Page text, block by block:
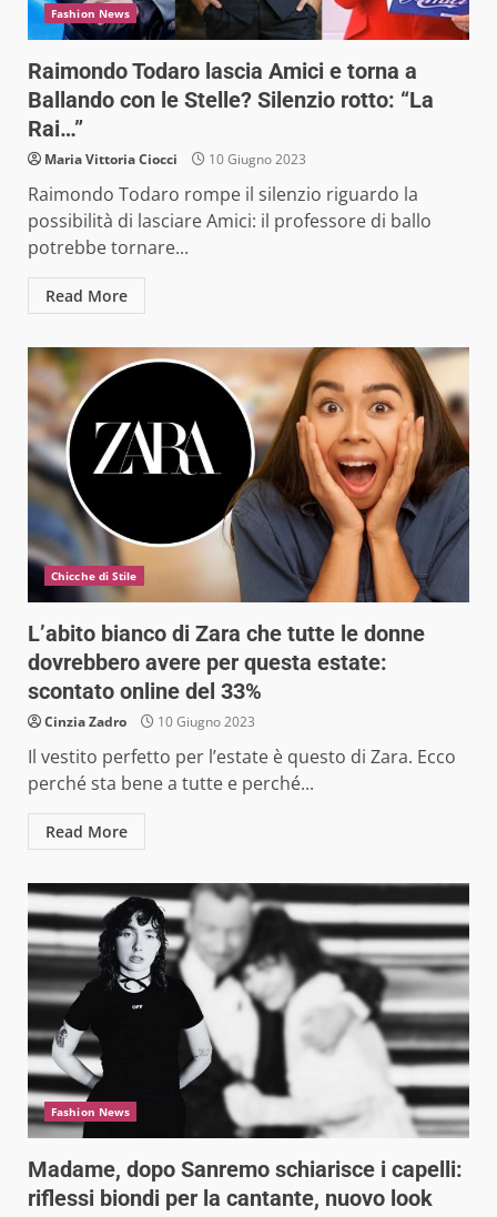
Fashion News
Raimondo Todaro lascia Amici e torna a
Ballando con le Stelle? Silenzio rotto: “La
Rai…”
Maria Vittoria Ciocci 10 Giugno 2023
Raimondo Todaro rompe il silenzio riguardo la
possibilità di lasciare Amici: il professore di ballo
potrebbe tornare...
Read More
Chicche di Stile
L’abito bianco di Zara che tutte le donne
dovrebbero avere per questa estate:
scontato online del 33%
Cinzia Zadro 10 Giugno 2023
Il vestito perfetto per l’estate è questo di Zara. Ecco
perché sta bene a tutte e perché...
Read More
Fashion News
Madame, dopo Sanremo schiarisce i capelli:
riflessi biondi per la cantante, nuovo look